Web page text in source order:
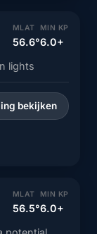
MLAT
56.6°
MIN KP
6.0+
lights
bekijken
MLAT
56.5°
MIN KP
6.0+